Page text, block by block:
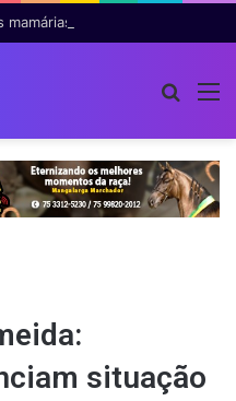
situação